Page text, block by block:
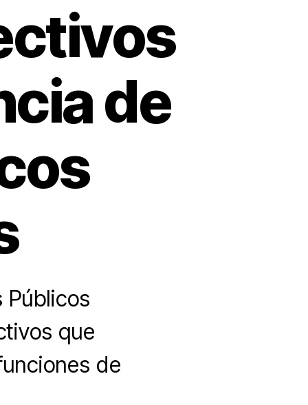
de
Públicos
que
de